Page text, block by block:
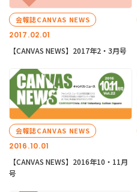
2017.02.01
会報誌CANVAS NEWS
【CANVAS NEWS】2017年2・3月号
2016.10.01
会報誌CANVAS NEWS
【CANVAS NEWS】2016年10・11月
号